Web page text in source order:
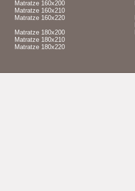
Matratze 160x200
Matratze 160x210
Matratze 160x220
Matratze 180x200
Matratze 180x210
Matratze 180x220